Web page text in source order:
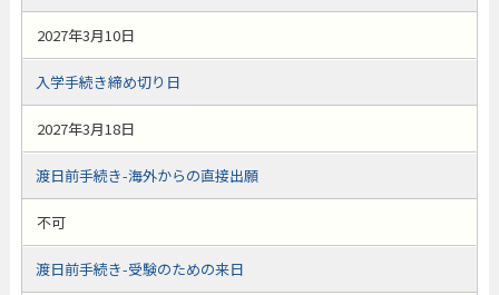
2027年3月10日
入学手続き締め切り日
2027年3月18日
渡日前手続き-海外からの直接出願
不可
渡日前手続き-受験のための来日